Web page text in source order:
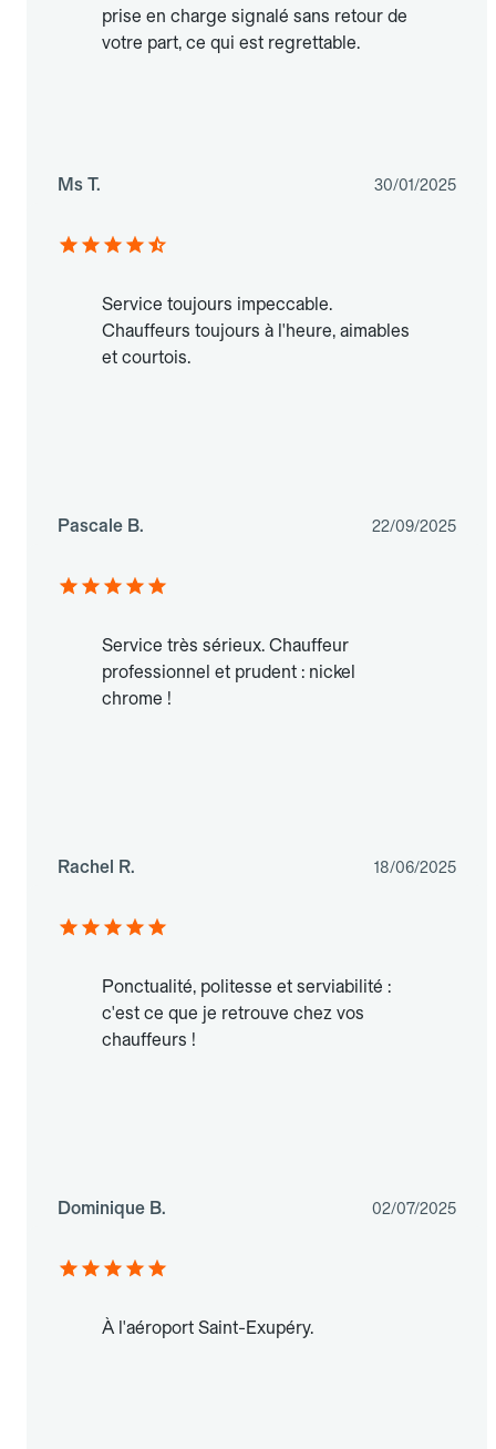
prise en charge signalé sans retour de
votre part, ce qui est regrettable.
Ms T. 30/01/2025
Service toujours impeccable.
Chauffeurs toujours à l'heure, aimables
et courtois.
Pascale B. 22/09/2025
Service très sérieux. Chauffeur
professionnel et prudent : nickel
chrome !
Rachel R. 18/06/2025
Ponctualité, politesse et serviabilité :
c'est ce que je retrouve chez vos
chauffeurs !
Dominique B. 02/07/2025
À l'aéroport Saint-Exupéry.